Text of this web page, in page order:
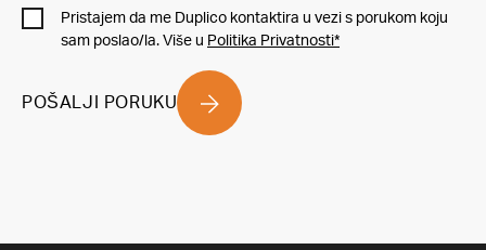
Pristajem da me Duplico kontaktira u vezi s porukom koju
sam poslao/la. Više u Politika Privatnosti*
POŠALJI PORUKU